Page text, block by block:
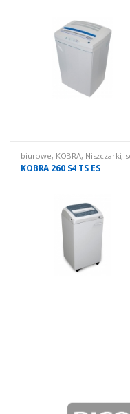
biurowe, KOBRA, Niszczarki,
260 TS
KOBRA 260 S4 TS ES